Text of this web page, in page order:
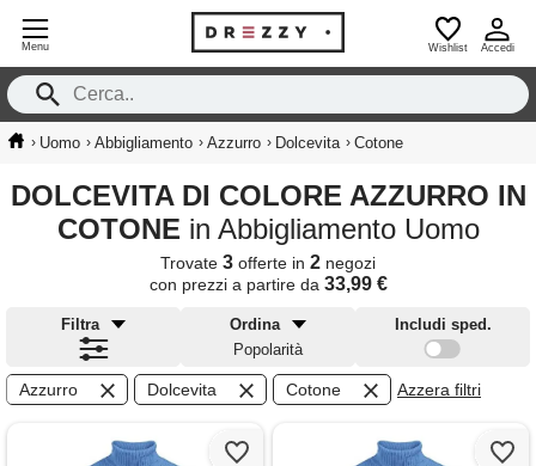
Menu Wishlist Accedi
› Uomo › Abbigliamento › Azzurro › Dolcevita › Cotone
DOLCEVITA DI COLORE AZZURRO IN
COTONE in Abbigliamento Uomo
Trovate 3 offerte in 2 negozi
con prezzi a partire da 33,99 €
Filtra
Ordina
Popolarità
Includi sped.
Azzurro Dolcevita Cotone Azzera filtri